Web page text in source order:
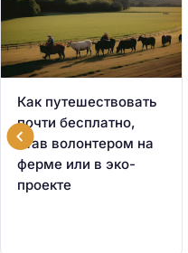
Как путешествовать
почти бесплатно,
став волонтером на
ферме или в эко-
проекте